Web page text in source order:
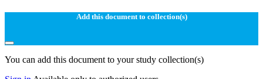
Add this document to collection(s)
You can add this document to your study collection(s)